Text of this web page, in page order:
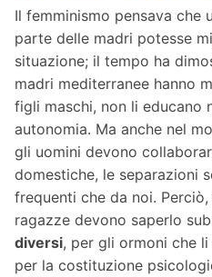
Il femminismo pensava che
parte delle madri potesse
situazione; il tempo ha
madri mediterranee hanno
figli maschi, non li educano
autonomia. Ma anche nel
gli uomini devono
domestiche, le separazioni
frequenti che da noi.
ragazze devono saperlo
diversi, per gli ormoni che
per la costituzione